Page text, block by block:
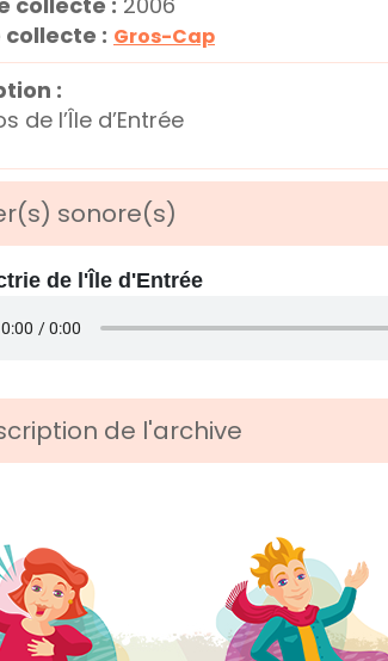
collecte : Gros-Cap
:
de l’Île d’Entrée
sonore(s)
de l'Île d'Entrée
de l'archive